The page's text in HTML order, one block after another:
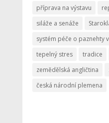
příprava na výstavu
siláže a senáže
systém péče o paznehty
tepelný stres
tradice
zemědělská angličtina
česká národní plemena